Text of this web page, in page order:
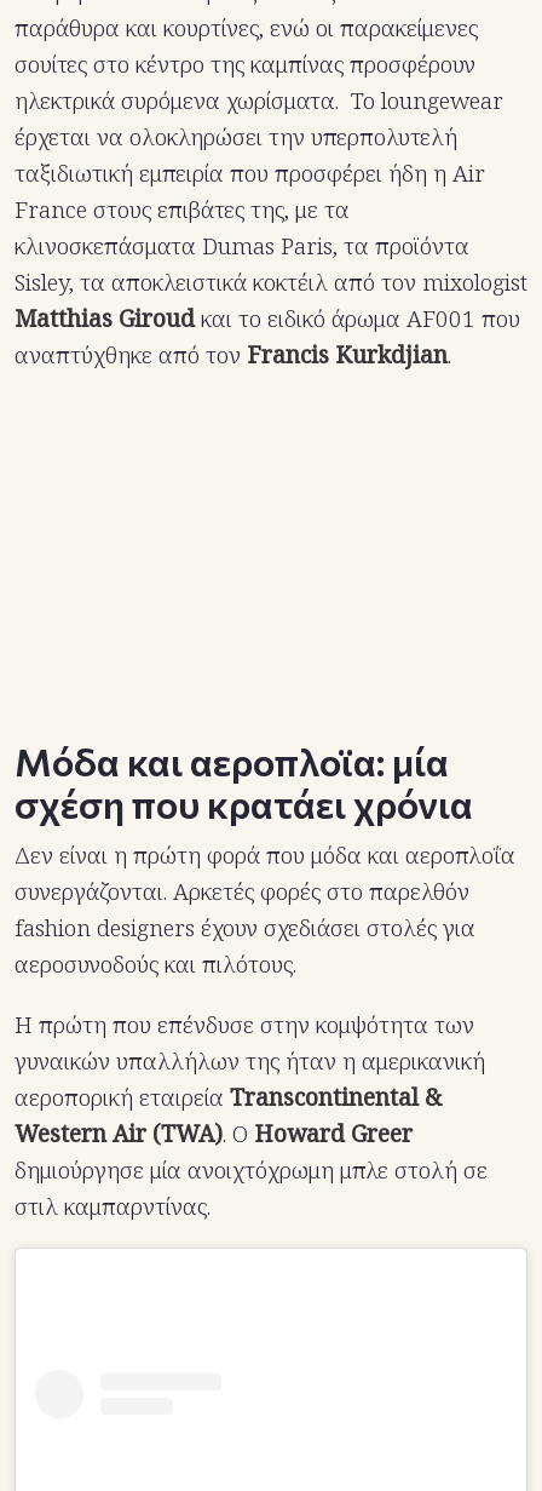
παράθυρα και κουρτίνες, ενώ οι παρακείμενες
σουίτες στο κέντρο της καμπίνας προσφέρουν
ηλεκτρικά συρόμενα χωρίσματα. To loungewear
έρχεται να ολοκληρώσει την υπερπολυτελή
ταξιδιωτική εμπειρία που προσφέρει ήδη η Air
France στους επιβάτες της, με τα
κλινοσκεπάσματα Dumas Paris, τα προϊόντα
Sisley, τα αποκλειστικά κοκτέιλ από τον mixologist
Matthias Giroudκαι το ειδικό άρωμα AF001 που
αναπτύχθηκε από τον Francis Kurkdjian.
Μόδα και αεροπλοϊα: μία
σχέση που κρατάει χρόνια
Δεν είναι η πρώτη φορά που μόδα και αεροπλοΐα
συνεργάζονται. Αρκετές φορές στο παρελθόν
fashion designers έχουν σχεδιάσει στολές για
αεροσυνοδούς και πιλότους.
Η πρώτη που επένδυσε στην κομψότητα των
γυναικών υπαλλήλων της ήταν η αμερικανική
αεροπορική εταιρεία Transcontinental &
Western Air (TWA). Ο Howard Greer
δημιούργησε μία ανοιχτόχρωμη μπλε στολή σε
στιλ καμπαρντίνας.